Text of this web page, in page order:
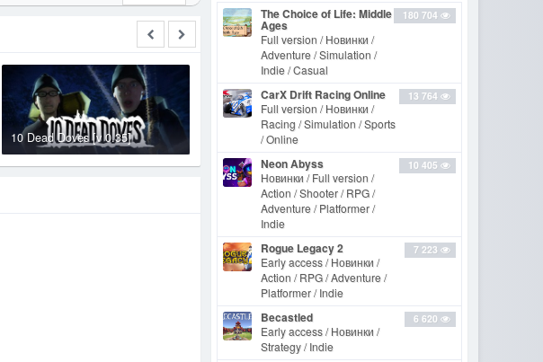
10 Dead Doves [v 0.35]
Haydee 2 [v 1.0.15.1067 build
180 704
The Choice of Life: Middle
Ages
Full version / Новинки /
Adventure / Simulation /
Indie / Casual
13 764
CarX Drift Racing Online
Full version / Новинки /
Racing / Simulation / Sports
/ Online
10 405
Neon Abyss
Новинки / Full version /
Action / Shooter / RPG /
Adventure / Platformer /
Indie
7 223
Rogue Legacy 2
Early access / Новинки /
Action / RPG / Adventure /
Platformer / Indie
6 620
Becastled
Early access / Новинки /
Strategy / Indie